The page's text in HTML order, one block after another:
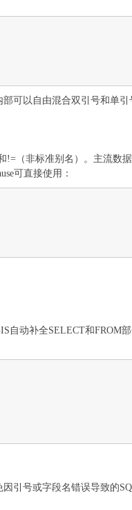
可以自由混合双引号和单引
（非标准别名）。主流数据
可直接使用：
自动补全SELECT和FROM
引号或字段名错误导致的